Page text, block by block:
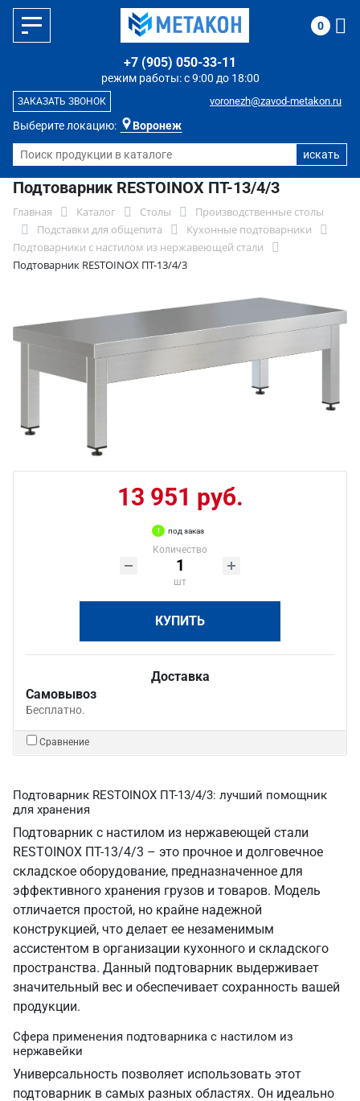
Выберите локацию: Воронеж
режим работы: с 9:00 до 18:00
+7 (905) 050-33-11
voronezh@zavod-metakon.ru
ЗАКАЗАТЬ ЗВОНОК
0
Подтоварник RESTOINOX ПТ-13/4/3
Главная Каталог Столы
Производственные столы
Подставки для общепита
Кухонные подтоварники
Подтоварники с настилом из нержавеющей стали
Подтоварник RESTOINOX ПТ-13/4/3
13 951 руб.
под заказ
Количество
шт
КУПИТЬ
Доставка
Самовывоз
Бесплатно.
Сравнение
Подтоварник RESTOINOX ПТ-13/4/3: лучший помощник
для хранения
Подтоварник с настилом из нержавеющей стали
RESTOINOX ПТ-13/4/3 – это прочное и долговечное
складское оборудование, предназначенное для
эффективного хранения грузов и товаров. Модель
отличается простой, но крайне надежной
конструкцией, что делает ее незаменимым
ассистентом в организации кухонного и складского
пространства. Данный подтоварник выдерживает
значительный вес и обеспечивает сохранность вашей
продукции.
Сфера применения подтоварника с настилом из
нержавейки
Универсальность позволяет использовать этот
подтоварник в самых разных областях. Он идеально